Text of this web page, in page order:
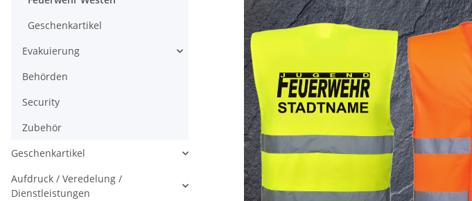
Geschenkartikel
Evakuierung
Behörden
Security
Zubehör
Geschenkartikel
Aufdruck / Veredelung /
Dienstleistungen